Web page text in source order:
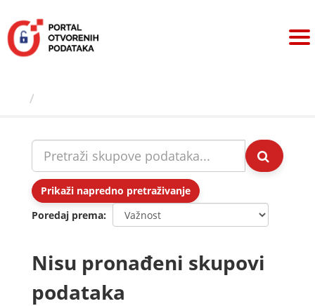
sadržaj
Prikaži napredno pretraživanje
Poredaj prema
Nisu pronađeni skupovi
podataka